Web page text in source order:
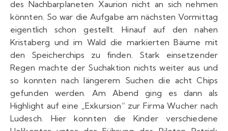
des Nachbarplaneten Xaurion nicht an sich nehmen
könnten. So war die Aufgabe am nächsten Vormittag
eigentlich schon gestellt. Hinauf auf den nahen
Kristaberg und im Wald die markierten Bäume mit
den Speicherchips zu finden. Stark einsetzender
Regen machte der Suchaktion nichts weiter aus und
so konnten nach längerem Suchen die acht Chips
gefunden werden. Am Abend ging es dann als
Highlight auf eine „Exkursion“ zur Firma Wucher nach
Ludesch. Hier konnten die Kinder verschiedene